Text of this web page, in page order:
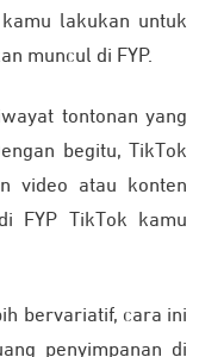
lakukan untuk
muncul di FYP.
tontonan yang
begitu, TikTok
video atau konten
FYP TikTok kamu
bervariatif, cara ini
penyimpanan di